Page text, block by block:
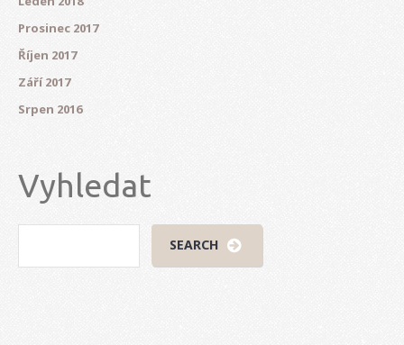
Prosinec 2017
Říjen 2017
Září 2017
Srpen 2016
Vyhledat